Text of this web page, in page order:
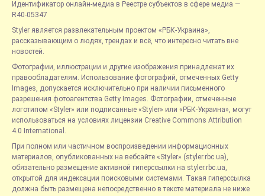
Идентификатор онлайн-медиа в Реестре субъектов в сфере медиа —
R40-05347
Styler является развлекательным проектом «РБК-Украина»,
рассказывающим о людях, трендах и всё, что интересно читать вне
новостей.
Фотографии, иллюстрации и другие изображения принадлежат их
правообладателям. Использование фотографий, отмеченных Getty
Images, допускается исключительно при наличии письменного
разрешения фотоагентства Getty Images. Фотографии, отмеченные
логотипом «Styler» или подписанные «Styler» или «РБК-Украина», могут
использоваться на условиях лицензии Creative Commons Attribution
4.0 International.
При полном или частичном воспроизведении информационных
материалов, опубликованных на вебсайте «Styler» (styler.rbc.ua),
обязательно размещение активной гиперссылки на styler.rbc.ua,
открытой для индексации поисковыми системами. Такая гиперссылка
должна быть размещена непосредственно в тексте материала не ниже